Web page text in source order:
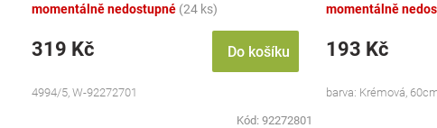
momentálně nedostupné (24 ks)
319 Kč Do košíku
4994/5, W-92272701
Kód: 92272801
momentálně
193 Kč
barva: Krémová,